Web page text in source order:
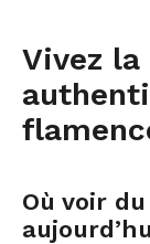
Vivez la
Où voir